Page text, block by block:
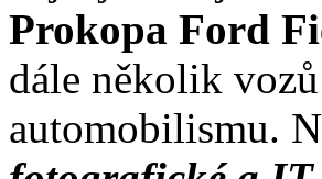
Prokopa Ford
dále několik
automobilismu.